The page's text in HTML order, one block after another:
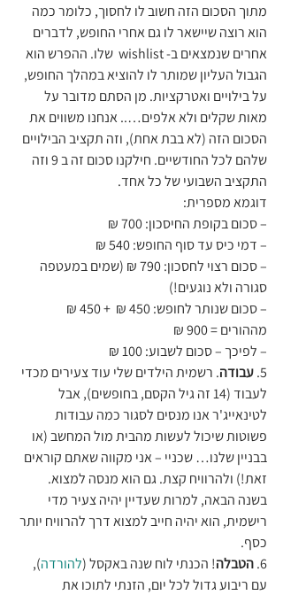
מתוך הסכום הזה חשוב לו לחסוך, כלומר כמה
הוא רוצה שיישאר לו גם אחרי החופש, לדברים
אחרים שנמצאים ב- wishlist  שלו. ההפרש הוא
הגבול העליון שמותר לו להוציא במהלך החופש,
על בילויים ואטרקציות. מן הסתם מדובר על
מאות שקלים ולא אלפים….. אנחנו משווים את
הסכום הזה (לא בבת אחת), וזה תקציב הבילויים
שלהם לכל החודשיים. חילקנו סכום זה ב 9 וזה
התקציב השבועי של כל אחד.
דוגמא מספרית:
– סכום בקופת החיסכון: 700 ₪
– דמי כיס עד סוף החופש: 540 ₪
– סכום רצוי לחסכון: 790 ₪ (שמים במעטפה
סגורה ולא נוגעים!)
– סכום שנותר לחופש: 450 ₪  + 450 ₪
מההורים = 900 ₪
– לפיכך – סכום לשבוע: 100 ₪
5. עבודה. רשמית הילדים שלי עוד צעירים מכדי
לעבוד (14 זה גיל הקסם, בחופשים), אבל
לטינאייג'ר אנו מנסים לסגור כמה עבודות
פשוטות שיכול לעשות מהבית מול המחשב (או
בבניין שלנו… שכניי – אני מקווה שאתם קוראים
זאת!) ולהרוויח קצת. גם הוא מנסה למצוא.
בשנה הבאה, למרות שעדיין יהיה צעיר מדי
רישמית, הוא יהיה חייב למצוא דרך להרוויח יותר
כסף.
6. הטבלה! הכנתי לוח שנה באקסל (להורדה),
עם ריבוע גדול לכל יום, הזנתי לתוכו את